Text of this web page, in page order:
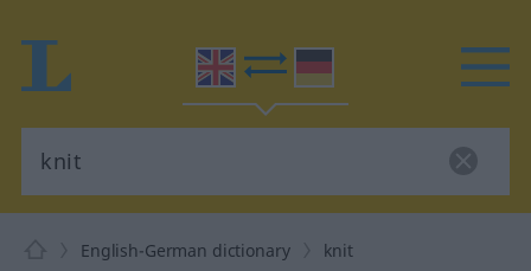
English-German dictionary knit